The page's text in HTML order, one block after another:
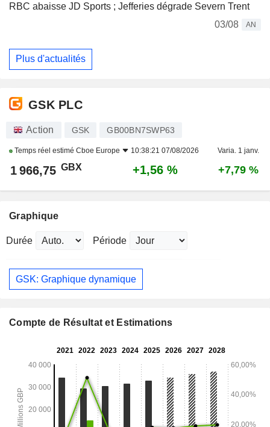
RBC abaisse JD Sports ; Jefferies dégrade Severn Trent
03/08
AN
Plus d'actualités
GSK PLC
Action GSK GB00BN7SWP63
Temps réel estimé Cboe Europe 10:38:21 07/08/2026 Varia. 1 janv.
1 966,75 GBX +1,56 % +7,79 %
Graphique
Durée Période
GSK: Graphique dynamique
Compte de Résultat et Estimations